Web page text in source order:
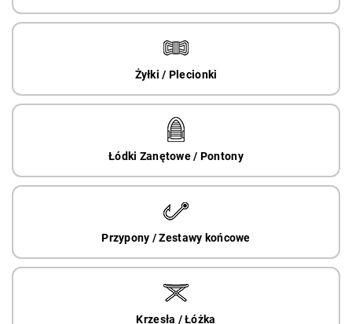
Żyłki / Plecionki
Łódki Zanętowe / Pontony
Przypony / Zestawy końcowe
Krzesła / Łóżka